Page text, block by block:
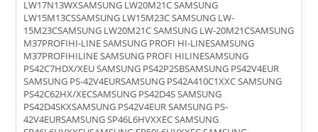
LW17N13WXSAMSUNG LW20M21C SAMSUNG
LW15M13CSSAMSUNG LW15M23C SAMSUNG LW-
15M23CSAMSUNG LW20M21C SAMSUNG LW-20M21CSAMSUNG
M37PROFIHI-LINE SAMSUNG PROFI HI-LINESAMSUNG
M37PROFIHILINE SAMSUNG PROFI HILINESAMSUNG
PS42C7HDX/XEU SAMSUNG PS42P2SBSAMSUNG PS42V4EUR
SAMSUNG PS-42V4EURSAMSUNG PS42A410C1XXC SAMSUNG
PS42C62HX/XECSAMSUNG PS42D4S SAMSUNG
PS42D4SKXSAMSUNG PS42V4EUR SAMSUNG PS-
42V4EURSAMSUNG SP46L6HVXXEC SAMSUNG